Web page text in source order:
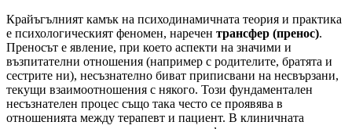
Крайъгълният камък на психодинамичната теория и практика
е психологическият феномен, наречен трансфер (пренос).
Преносът е явление, при което аспекти на значими и
възпитателни отношения (например с родителите, братята и
сестрите ни), несъзнателно биват приписвани на несвързани,
текущи взаимоотношения с някого. Този фундаментален
несъзнателен процес също така често се проявява в
отношенията между терапевт и пациент. В клиничната